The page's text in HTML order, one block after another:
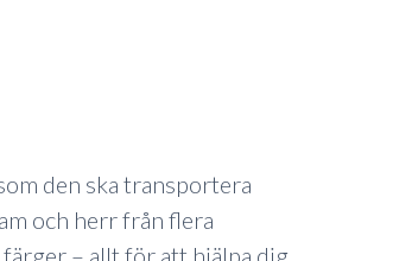
den ska transportera
och herr från flera